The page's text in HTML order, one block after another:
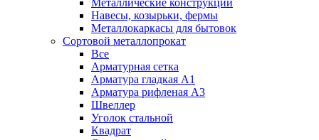
Металлические конструкции
Навесы, козырьки, фермы
Металлокаркасы для бытовок
Сортовой металлопрокат
Все
Арматурная сетка
Арматура гладкая А1
Арматура рифленая А3
Швеллер
Уголок стальной
Квадрат